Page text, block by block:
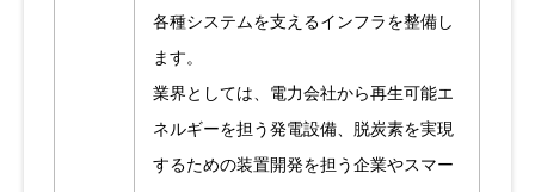
各種システムを支えるインフラを整備し
ます。
業界としては、電力会社から再生可能エ
ネルギーを担う発電設備、脱炭素を実現
するための装置開発を担う企業やスマー